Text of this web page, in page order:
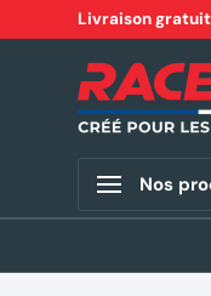
Aller au
Livraison
Nos